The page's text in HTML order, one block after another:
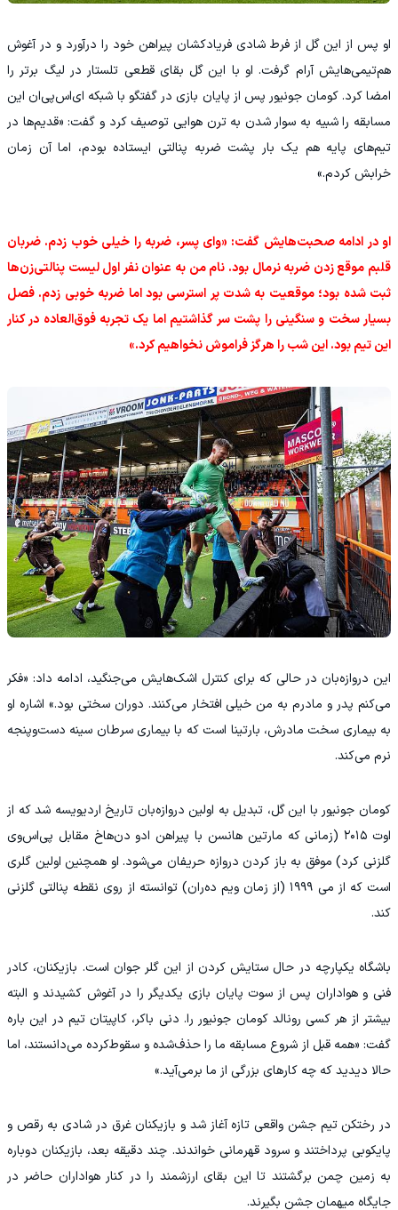
او پس از این گل از فرط شادی فریادکشان پیراهن خود را درآورد و در آغوش
هم‌تیمی‌هایش آرام گرفت. او با این گل بقای قطعی تلستار در لیگ برتر را
امضا کرد. کومان جونیور پس از پایان بازی در گفتگو با شبکه ای‌اس‌پی‌ان این
مسابقه را شبیه به سوار شدن به ترن هوایی توصیف کرد و گفت: «قدیم‌ها در
تیم‌های پایه هم یک بار پشت ضربه پنالتی ایستاده بودم، اما آن زمان
خرابش کردم.»
او در ادامه صحبت‌هایش گفت: «وای پسر، ضربه را خیلی خوب زدم. ضربان
قلبم موقع زدن ضربه نرمال بود. نام من به عنوان نفر اول لیست پنالتی‌زن‌ها
ثبت شده بود؛ موقعیت به شدت پر استرسی بود اما ضربه خوبی زدم. فصل
بسیار سخت و سنگینی را پشت سر گذاشتیم اما یک تجربه فوق‌العاده در کنار
این تیم بود. این شب را هرگز فراموش نخواهیم کرد.»
این دروازه‌بان در حالی که برای کنترل اشک‌هایش می‌جنگید، ادامه داد: «فکر
می‌کنم پدر و مادرم به من خیلی افتخار می‌کنند. دوران سختی بود.» اشاره او
به بیماری سخت مادرش، بارتینا است که با بیماری سرطان سینه دست‌و‌پنجه
نرم می‌کند.
کومان جونیور با این گل، تبدیل به اولین دروازه‌بان تاریخ اردیویسه شد که از
اوت ۲۰۱۵ (زمانی که مارتین هانسن با پیراهن ادو دن‌هاخ مقابل پی‌اس‌وی
گلزنی کرد) موفق به باز کردن دروازه حریفان می‌شود. او همچنین اولین گلری
است که از می ۱۹۹۹ (از زمان ویم ده‌ران) توانسته از روی نقطه پنالتی گلزنی
کند.
باشگاه یکپارچه در حال ستایش کردن از این گلر جوان است. بازیکنان، کادر
فنی و هواداران پس از سوت پایان بازی یکدیگر را در آغوش کشیدند و البته
بیشتر از هر کسی رونالد کومان جونیور را. دنی باکر، کاپیتان تیم در این باره
گفت: «همه قبل از شروع مسابقه ما را حذف‌شده و سقوط‌کرده می‌دانستند، اما
حالا دیدید که چه کارهای بزرگی از ما برمی‌آید.»
در رختکن تیم جشن واقعی تازه آغاز شد و بازیکنان غرق در شادی به رقص و
پایکوبی پرداختند و سرود قهرمانی خواندند. چند دقیقه بعد، بازیکنان دوباره
به زمین چمن برگشتند تا این بقای ارزشمند را در کنار هواداران حاضر در
جایگاه میهمان جشن بگیرند.